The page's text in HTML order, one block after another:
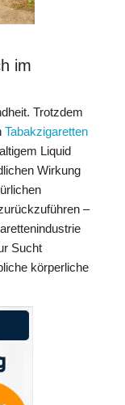
im
Trotzdem
Tabakzigaretten
Liquid
Wirkung
–
Sucht
körperliche